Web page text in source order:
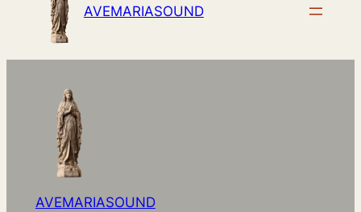
AVEMARIASOUND
AVEMARIASOUND